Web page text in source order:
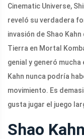
Cinematic Universe,
reveló su verdadera
invasión de Shao
Tierra en Mortal
genial y generó
Kahn nunca podría
movimiento. Es
gusta jugar el juego
Shao